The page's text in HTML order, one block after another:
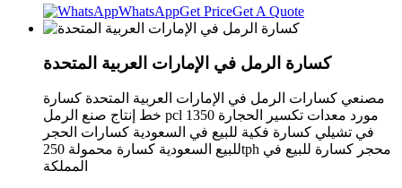
WhatsAppGet PriceGet A Quote
كسارة الرمل في الإمارات العربية المتحدة
مصنعي كسارات الرمل في الإمارات العربية المتحدة كسارة
خط إنتاج صنع الرمل pcl 1350 مورد معدات تكسير الحجارة
في تشيلي كسارة فكية للبيع في السعودية كسارات الحجر
للبيع السعودية كسارة محمولة 250tph محجر كسارة للبيع في
المملكة